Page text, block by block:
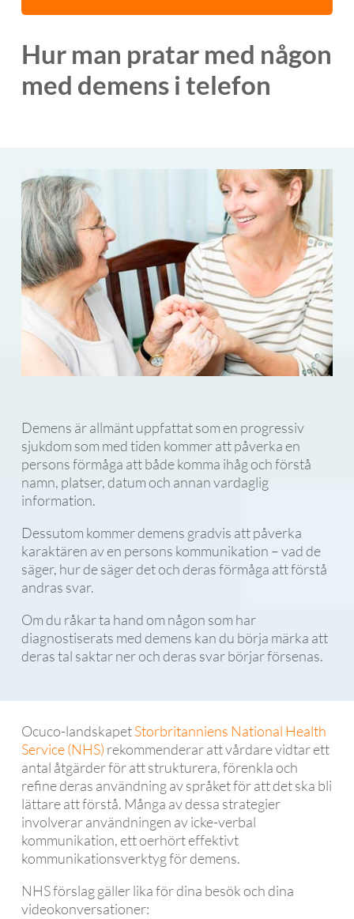
Hur man pratar med någon
med demens i telefon
Demens är allmänt uppfattat som en progressiv
sjukdom som med tiden kommer att påverka en
persons förmåga att både komma ihåg och förstå
namn, platser, datum och annan vardaglig
information.
Dessutom kommer demens gradvis att påverka
karaktären av en persons kommunikation – vad de
säger, hur de säger det och deras förmåga att förstå
andras svar.
Om du råkar ta hand om någon som har
diagnostiserats med demens kan du börja märka att
deras tal saktar ner och deras svar börjar försenas.
Ocuco-landskapetStorbritanniens National Health
Service (NHS) rekommenderar att vårdare vidtar ett
antal åtgärder för att strukturera, förenkla och
refine deras användning av språket för att det ska bli
lättare att förstå. Många av dessa strategier
involverar användningen av icke-verbal
kommunikation, ett oerhört effektivt
kommunikationsverktyg för demens.
NHS förslag gäller lika för dina besök och dina
videokonversationer: